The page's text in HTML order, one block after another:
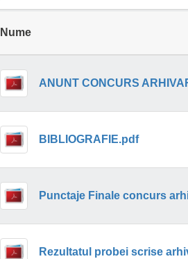
Nume
ANUNT CONCURS
BIBLIOGRAFIE.pdf
Punctaje Finale concurs
Rezultatul probei scrise